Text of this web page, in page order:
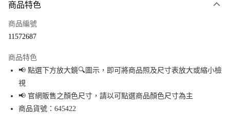
信用卡一次付款
Apple Pay
街口支付
悠遊付
商品特色
商品編號
11572687
商品特色
📢 點選下方放大鏡🔍圖示，即可將商品照及尺寸表放大或縮小檢
視
📢 官網販售之顏色尺寸，請以可點選商品顏色尺寸為主
商品貨號：645422